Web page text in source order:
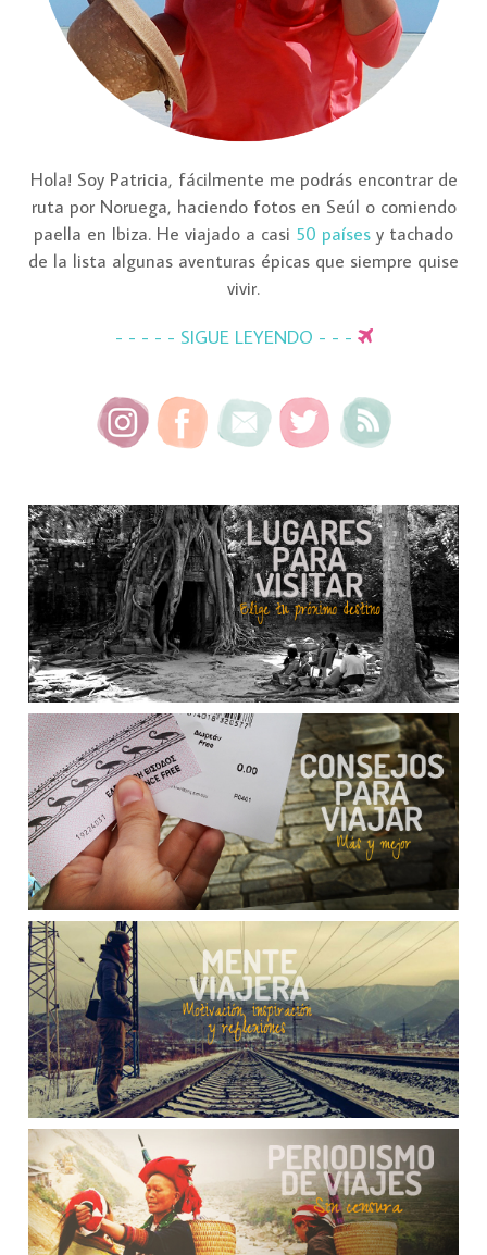
Hola! Soy Patricia, fácilmente me podrás encontrar de
ruta por Noruega, haciendo fotos en Seúl o comiendo
paella en Ibiza. He viajado a casi 50 países y tachado
de la lista algunas aventuras épicas que siempre quise
vivir.
- - - - - SIGUE LEYENDO - - -